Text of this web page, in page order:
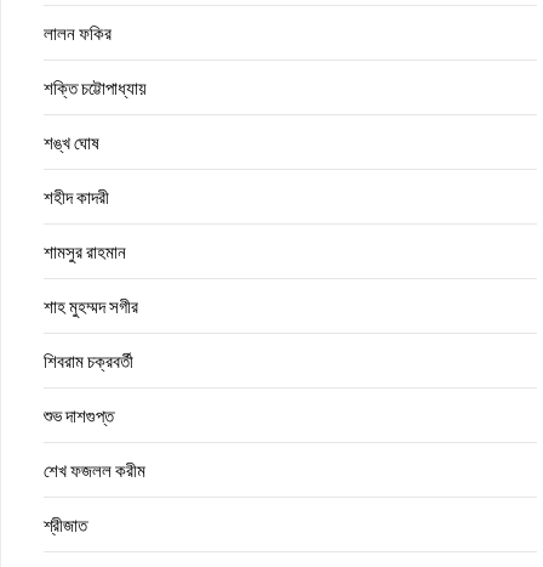
লালন ফকির
শক্তি চট্টোপাধ্যায়
শঙ্খ ঘোষ
শহীদ কাদরী
শামসুর রাহমান
শাহ মুহম্মদ সগীর
শিবরাম চক্রবর্তী
শুভ দাশগুপ্ত
শেখ ফজলল করীম
শ্রীজাত